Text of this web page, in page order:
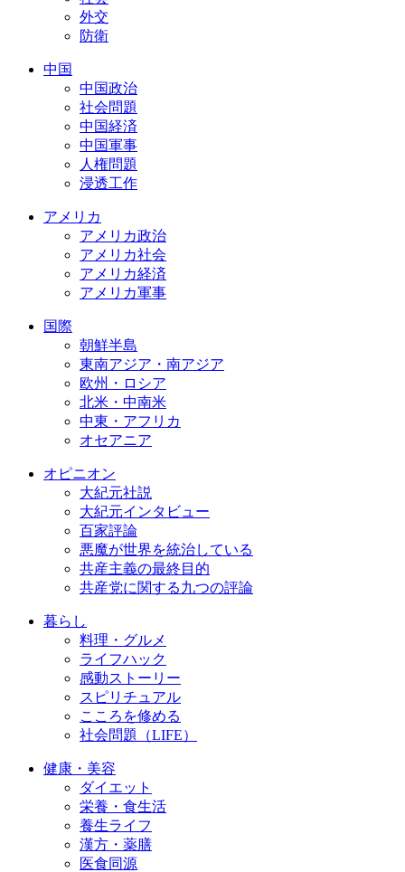
外交
防衛
中国
中国政治
社会問題
中国経済
中国軍事
人権問題
浸透工作
アメリカ
アメリカ政治
アメリカ社会
アメリカ経済
アメリカ軍事
国際
朝鮮半島
東南アジア・南アジア
欧州・ロシア
北米・中南米
中東・アフリカ
オセアニア
オピニオン
大紀元社説
大紀元インタビュー
百家評論
悪魔が世界を統治している
共産主義の最終目的
共産党に関する九つの評論
暮らし
料理・グルメ
ライフハック
感動ストーリー
スピリチュアル
こころを修める
社会問題（LIFE）
健康・美容
ダイエット
栄養・食生活
養生ライフ
漢方・薬膳
医食同源